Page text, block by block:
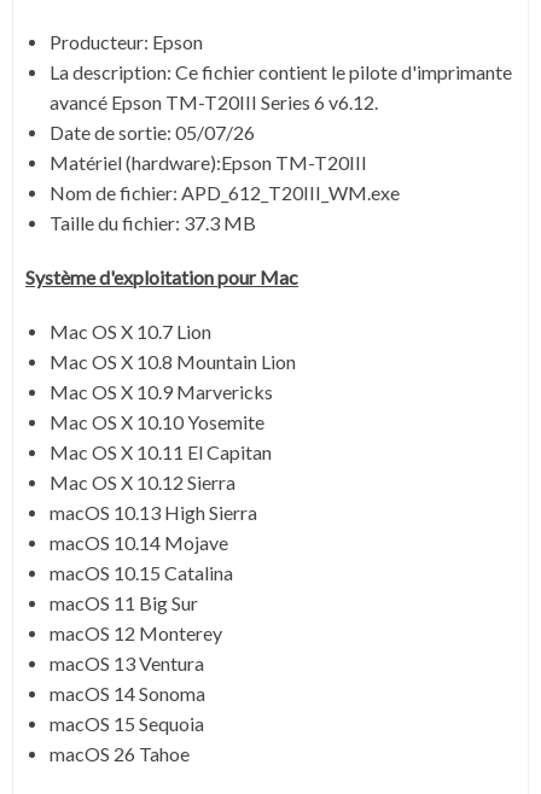
Producteur: Epson
La description: Ce fichier contient le pilote d'imprimante
avancé Epson TM-T20III Series 6 v6.12.
Date de sortie: 05/07/26
Matériel (hardware):Epson TM-T20III
Nom de fichier: APD_612_T20III_WM.exe
Taille du fichier: 37.3 MB
Systèmed'exploitation pour Mac
Mac OS X 10.7 Lion
Mac OS X 10.8 Mountain Lion
Mac OS X 10.9 Marvericks
Mac OS X 10.10 Yosemite
Mac OS X 10.11 El Capitan
Mac OS X 10.12 Sierra
macOS 10.13 High Sierra
macOS 10.14 Mojave
macOS 10.15 Catalina
macOS 11 Big Sur
macOS 12 Monterey
macOS 13 Ventura
macOS 14 Sonoma
macOS 15 Sequoia
macOS 26 Tahoe